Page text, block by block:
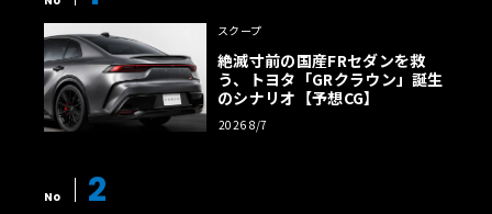
スクープ
絶滅寸前の国産FRセダンを救
う、トヨタ「GRクラウン」誕生
のシナリオ【予想CG】
2026 8/7
No 2